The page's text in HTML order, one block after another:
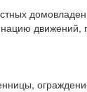
движений,